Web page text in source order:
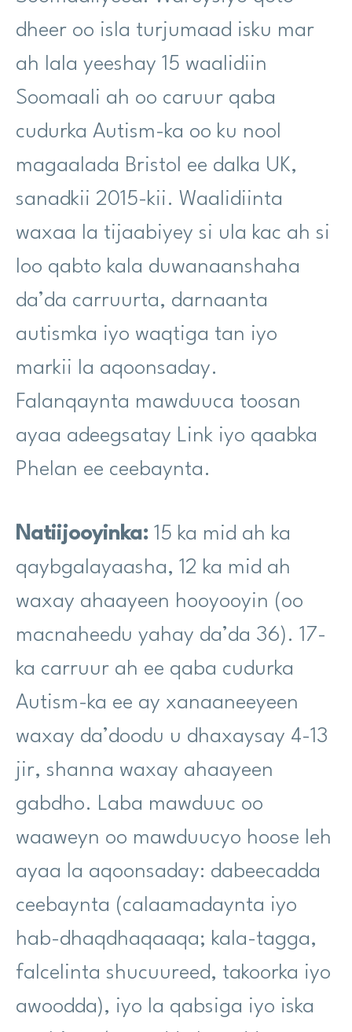
dheer oo isla turjumaad isku mar
ah lala yeeshay 15 waalidiin
Soomaali ah oo caruur qaba
cudurka Autism-ka oo ku nool
magaalada Bristol ee dalka UK,
sanadkii 2015-kii. Waalidiinta
waxaa la tijaabiyey si ula kac ah si
loo qabto kala duwanaanshaha
da’da carruurta, darnaanta
autismka iyo waqtiga tan iyo
markii la aqoonsaday.
Falanqaynta mawduuca toosan
ayaa adeegsatay Link iyo qaabka
Phelan ee ceebaynta.
Natiijooyinka: 15 ka mid ah ka
qaybgalayaasha, 12 ka mid ah
waxay ahaayeen hooyooyin (oo
macnaheedu yahay da’da 36). 17-
ka carruur ah ee qaba cudurka
Autism-ka ee ay xanaaneeyeen
waxay da’doodu u dhaxaysay 4-13
jir, shanna waxay ahaayeen
gabdho. Laba mawduuc oo
waaweyn oo mawduucyo hoose leh
ayaa la aqoonsaday: dabeecadda
ceebaynta (calaamadaynta iyo
hab-dhaqdhaqaaqa; kala-tagga,
falcelinta shucuureed, takoorka iyo
awoodda), iyo la qabsiga iyo iska